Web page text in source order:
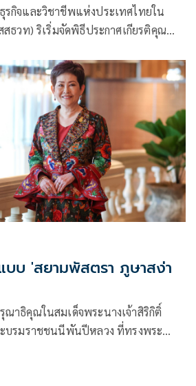
กิจและวิชาชีพแห่งประเทศไทยใน
ธวท) ริเริ่มจัดพิธีประกาศเกียรติคุณ
วามสำเร็จให้เป็นแบบอย่างที่ดีแก่รุ่น
าลใจแก่สตรีผู้ประกอบธุรกิจและนัก
บ 'สยามพัสตรา ภูษาสง่า
าธิคุณในสมเด็จพระนางเจ้าสิริกิติ์
บรมราชชนนีพันปีหลวง ที่ทรงพระ